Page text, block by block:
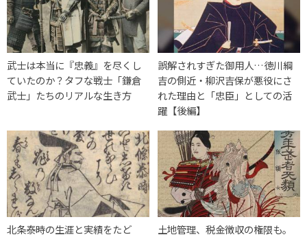
武士は本当に『忠義』を尽くし
ていたのか？タフな戦士「鎌倉
武士」たちのリアルな生き方
誤解されすぎた御用人…徳川綱
吉の側近・柳沢吉保が悪役にさ
れた理由と「忠臣」としての活
躍【後編】
北条泰時の生涯と実績をたど
土地管理、税金徴収の権限も。